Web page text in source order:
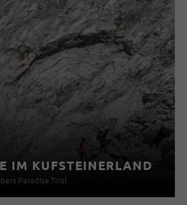
IM KUFSTEINERLAND
Paradise Tirol